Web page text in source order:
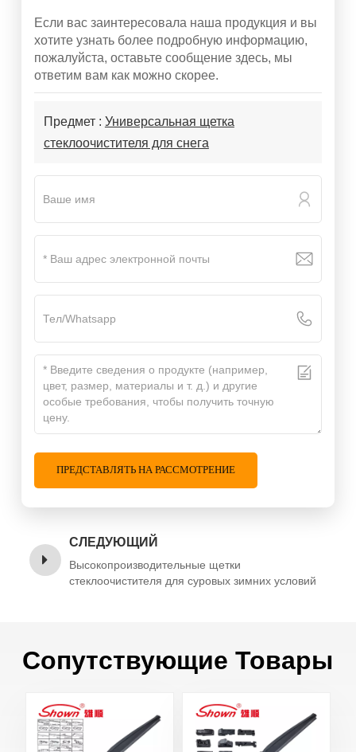
Если вас заинтересовала наша продукция и вы
хотите узнать более подробную информацию,
пожалуйста, оставьте сообщение здесь, мы
ответим вам как можно скорее.
Предмет : Универсальная щетка
стеклоочистителя для снега
ПРЕДСТАВЛЯТЬ НА РАССМОТРЕНИЕ
СЛЕДУЮЩИЙ
Высокопроизводительные щетки
стеклоочистителя для суровых зимних условий
Сопутствующие Товары